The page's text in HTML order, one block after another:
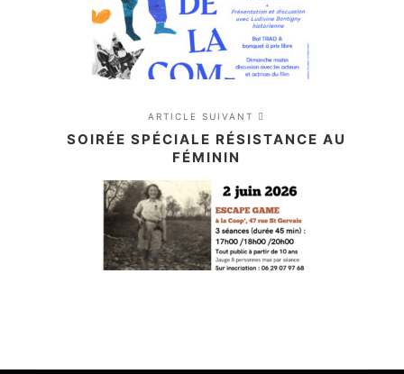
ARTICLE SUIVANT
SOIRÉE SPÉCIALE RÉSISTANCE AU
FÉMININ